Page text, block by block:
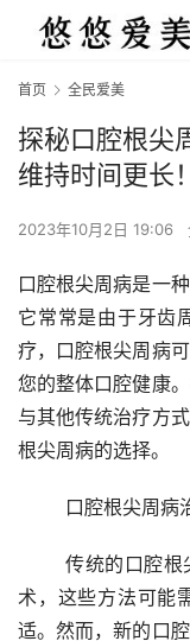
首页 全民爱美
探秘口腔根尖
维持时间更长！
2023年10月2日 19:06
口腔根尖周病是一
它常常是由于牙齿
疗，口腔根尖周病
您的整体口腔健康
与其他传统治疗方
根尖周病的选择。
口腔根尖周病
	传统的口腔根尖周病治疗方法包括根管治疗和外科手
术，这些方法可能
适。然而，新的口